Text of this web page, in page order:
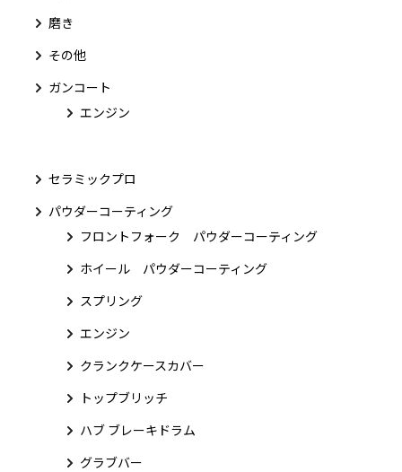
磨き
その他
ガンコート
エンジン
セラミックプロ
パウダーコーティング
フロントフォーク パウダーコーティング
ホイール パウダーコーティング
スプリング
エンジン
クランクケースカバー
トップブリッチ
ハブ ブレーキドラム
グラブバー